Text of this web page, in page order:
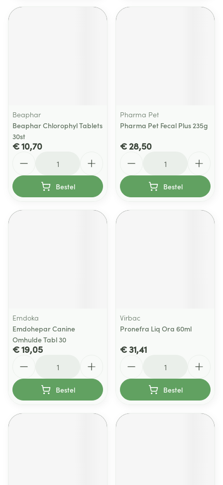
Beaphar
Beaphar Chlorophyl Tablets
30st
€ 10,70
Bestel
Pharma Pet
Pharma Pet Fecal Plus 235g
€ 28,50
Bestel
Emdoka
Emdohepar Canine
Omhulde Tabl 30
€ 19,05
Bestel
Virbac
Pronefra Liq Ora 60ml
€ 31,41
Bestel